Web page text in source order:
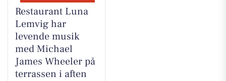
Restaurant Luna
Lemvig har
levende musik
med Michael
James Wheeler på
terrassen i aften